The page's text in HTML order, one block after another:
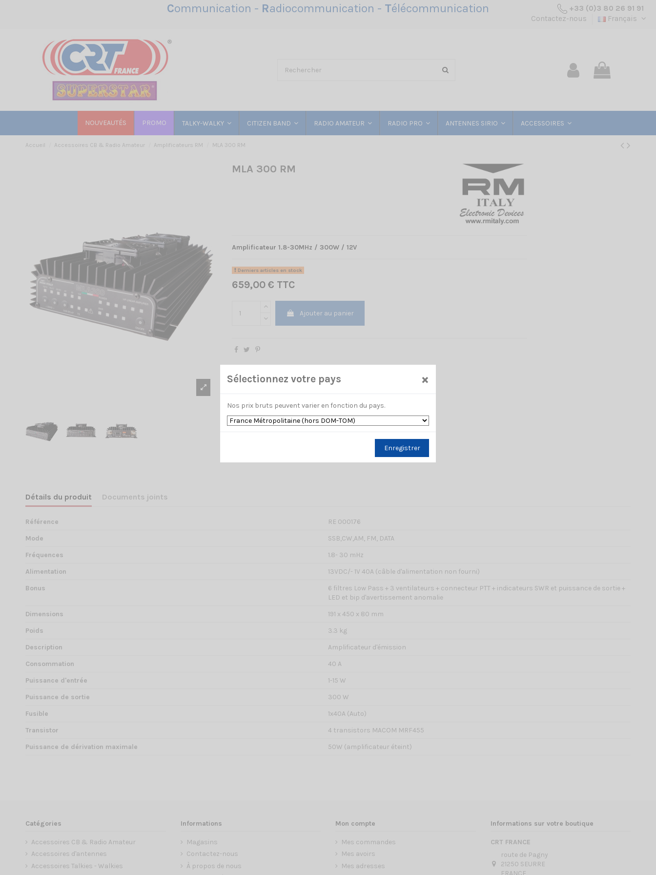
Communication - Radiocommunication - Télécommunication
+33 (0)3 80 26 91 91
Contactez-nous
Français
NOUVEAUTÉS PROMO TALKY-WALKY CITIZEN BAND RADIO AMATEUR RADIO PRO ANTENNES SIRIO ACCESSOIRES
Accueil Accessoires CB & Radio Amateur Amplificateurs RM MLA 300 RM
MLA 300 RM
Amplificateur 1.8-30MHz / 300W / 12V
Derniers articles en stock
659,00 € TTC
Ajouter au panier
Détails du produit Documents joints
Référence
RE 000176
Mode
SSB,CW,AM, FM, DATA
Fréquences
1.8- 30 mHz
Alimentation
13VDC/- 1V 40A (câble d'alimentation non fourni)
Bonus
6 filtres Low Pass + 3 ventilateurs + connecteur PTT + indicateurs SWR et puissance de sortie +
LED et bip d'avertissement anomalie
Dimensions
191 x 450 x 80 mm
Poids
3.3 kg
Description
Amplificateur d'émission
Consommation
40 A
Puissance d'entrée
1-15 W
Puissance de sortie
300 W
Fusible
1x40A (Auto)
Transistor
4 transistors MACOM MRF455
Puissance de dérivation maximale
50W (amplificateur éteint)
Catégories
Accessoires CB & Radio Amateur
Accessoires d'antennes
Accessoires Talkies - Walkies
Informations
Magasins
Contactez-nous
À propos de nous
Mon compte
Mes commandes
Mes avoirs
Mes adresses
Informations sur votre boutique
CRT FRANCE
route de Pagny
21250 SEURRE
FRANCE
Sélectionnez votre pays ×
Nos prix bruts peuvent varier en fonction du pays.
Enregistrer